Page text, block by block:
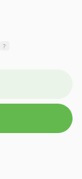
?